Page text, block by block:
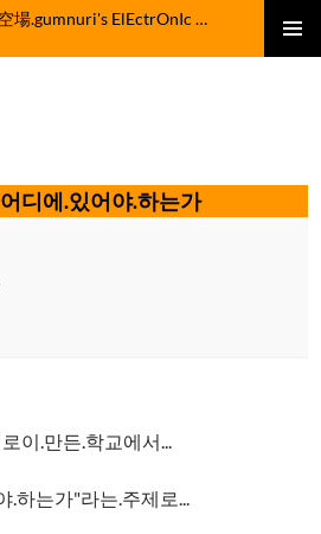
ⓒ금누리번개날터.昆奴力電慈空場.gumnuri's ElEctrOnIc fActOrY
디에.있어야.하는가
이.만든.학교에서...
.하는가"라는.주제로...